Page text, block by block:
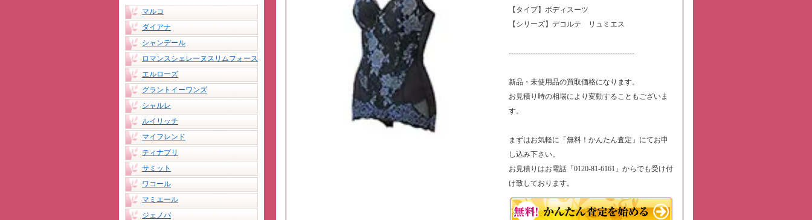
マルコ
ダイアナ
シャンデール
ロマンスシェレーヌスリムフォース
エルローズ
グラントイーワンズ
シャルレ
ルイリッチ
マイフレンド
ティナプリ
サミット
ワコール
マミエール
ジェノバ
【タイプ】ボディスーツ
【シリーズ】デコルテ リュミエス
----------------------------------------------------
新品・未使用品の買取価格になります。
お見積り時の相場により変動することもございま
す。
まずはお気軽に「無料！かんたん査定」にてお申
し込み下さい。
お見積りはお電話「0120-81-6161」からでも受け付
け致しております。